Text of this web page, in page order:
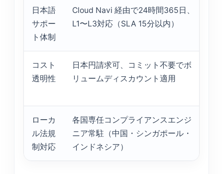
日本語
サポー
ト体制
Cloud Navi 経由で24時間365日、
L1〜L3対応（SLA 15分以内）
コスト
透明性
日本円請求可、コミット不要でボ
リュームディスカウント適用
ローカ
ル法規
制対応
各国専任コンプライアンスエンジ
ニア常駐（中国・シンガポール・
インドネシア）